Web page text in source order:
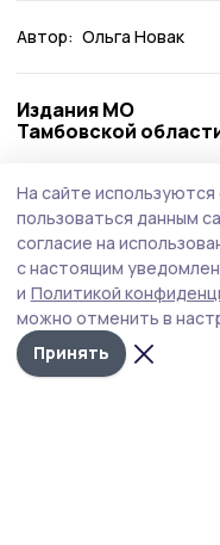
Автор: Ольга Новак
Издания МО
Тамбовской
Это интересно
На сайте
пользоваться данным
согласие на
с настоящим
и Политикой
можно отменить в
Принять